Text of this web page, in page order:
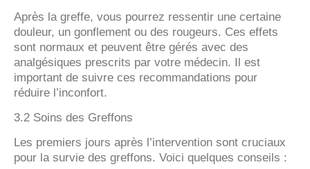
Après la greffe, vous pourrez ressentir une certaine
douleur, un gonflement ou des rougeurs. Ces effets
sont normaux et peuvent être gérés avec des
analgésiques prescrits par votre médecin. Il est
important de suivre ces recommandations pour
réduire l’inconfort.
3.2 Soins des Greffons
Les premiers jours après l’intervention sont cruciaux
pour la survie des greffons. Voici quelques conseils :